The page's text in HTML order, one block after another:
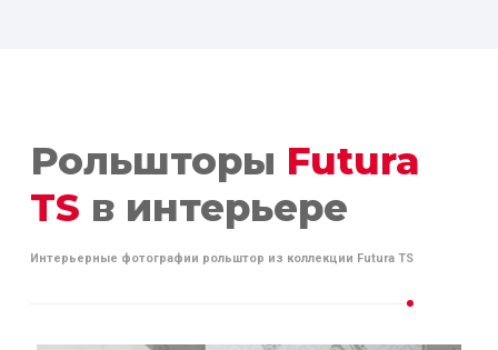
Рольшторы Futura
TS в интерьере
Интерьерные фотографии рольштор из коллекции Futura TS